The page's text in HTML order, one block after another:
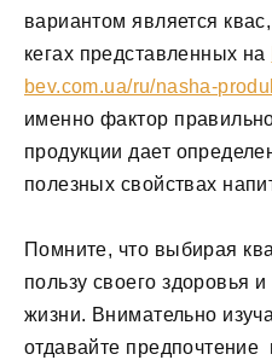
вариантом является
кегах представленных на
bev.com.ua/ru/nasha-
именно фактор
продукции дает
полезных свойствах
Помните, что выбирая
пользу своего здоровья
жизни. Внимательно
отдавайте